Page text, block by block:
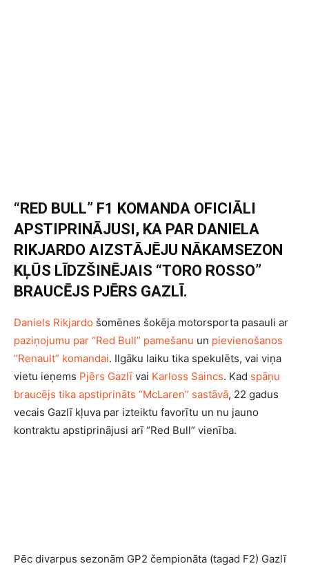
“RED BULL” F1 KOMANDA OFICIĀLI
APSTIPRINĀJUSI, KA PAR DANIELA
RIKJARDO AIZSTĀJĒJU NĀKAMSEZON
KĻŪS LĪDZŠINĒJAIS “TORO ROSSO”
BRAUCĒJS PJĒRS GAZLĪ.
Daniels Rikjardo šomēnes šokēja motorsporta pasauli ar
paziņojumu par “Red Bull” pamešanu un pievienošanos
“Renault” komandai. Ilgāku laiku tika spekulēts, vai viņa
vietu ieņems Pjērs Gazlīvai Karloss Saincs. Kad spāņu
braucējs tika apstiprināts “McLaren” sastāvā, 22 gadus
vecais Gazlī kļuva par izteiktu favorītu un nu jauno
kontraktu apstiprinājusi arī “Red Bull” vienība.
Pēc divarpus sezonām GP2 čempionāta (tagad F2) Gazlī